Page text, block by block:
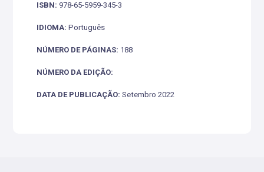
ISBN: 978-65-5959-345-3
IDIOMA: Português
NÚMERO DE PÁGINAS: 188
NÚMERO DA EDIÇÃO:
DATA DE PUBLICAÇÃO: Setembro 2022